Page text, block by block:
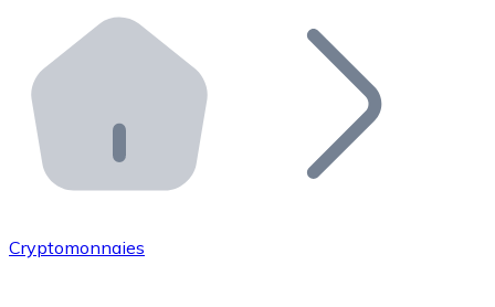
Distributeurs automatiques Bitnovo
Intégrez un ATM Bitnovo dans votre entreprise et
API Bitnovo
Intégrez notre API dans votre écosystème.
Rejoignez notre réseau de distributeurs et
Cryptomonnaies